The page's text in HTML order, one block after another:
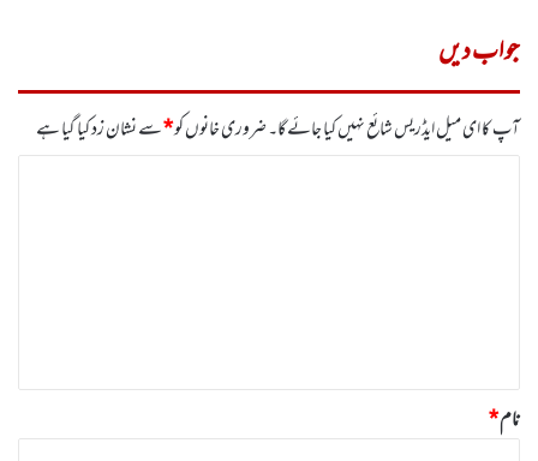
جواب دیں
آپ کا ای میل ایڈریس شائع نہیں کیا جائے گا۔ضروری خانوں کو*سے نشان زد کیا گیا ہے
نام*